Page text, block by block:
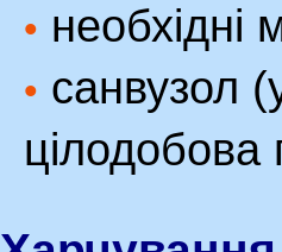
• необхідні
• санвузол